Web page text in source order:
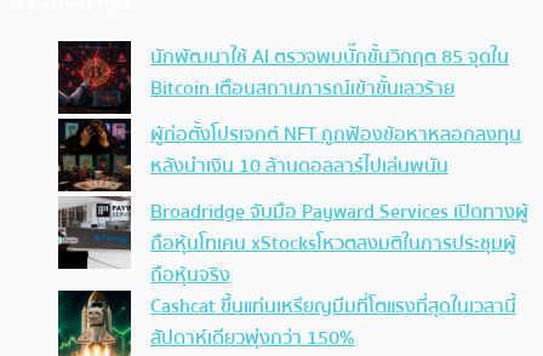
นักพัฒนาใช้ AI ตรวจพบบั๊กขั้นวิกฤต 85 จุดใน
Bitcoin เตือนสถานการณ์เข้าขั้นเลวร้าย
ผู้ก่อตั้งโปรเจกต์ NFT ถูกฟ้องข้อหาหลอกลงทุน
หลังนำเงิน 10 ล้านดอลลาร์ไปเล่นพนัน
Broadridge จับมือ Payward Services เปิดทางผู้
ถือหุ้นโทเคน xStocksโหวตลงมติในการประชุมผู้
ถือหุ้นจริง
Cashcat ขึ้นแท่นเหรียญมีมที่โตแรงที่สุดในเวลานี้
สัปดาห์เดียวพุ่งกว่า 150%